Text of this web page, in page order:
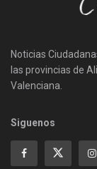
Noticias
las provincias de
Valenciana.
Siguenos